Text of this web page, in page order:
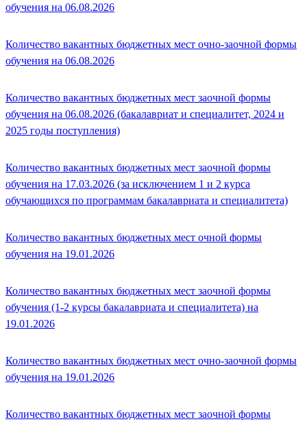
обучения на 06.08.2026
Количество вакантных бюджетных мест очно-заочной формы
обучения на 06.08.2026
Количество вакантных бюджетных мест заочной формы
обучения на 06.08.2026 (бакалавриат и специалитет, 2024 и
2025 годы поступления)
Количество вакантных бюджетных мест заочной формы
обучения на 17.03.2026 (за исключением 1 и 2 курса
обучающихся по программам бакалавриата и специалитета)
Количество вакантных бюджетных мест очной формы
обучения на 19.01.2026
Количество вакантных бюджетных мест заочной формы
обучения (1-2 курсы бакалавриата и специалитета) на
19.01.2026
Количество вакантных бюджетных мест очно-заочной формы
обучения на 19.01.2026
Количество вакантных бюджетных мест заочной формы